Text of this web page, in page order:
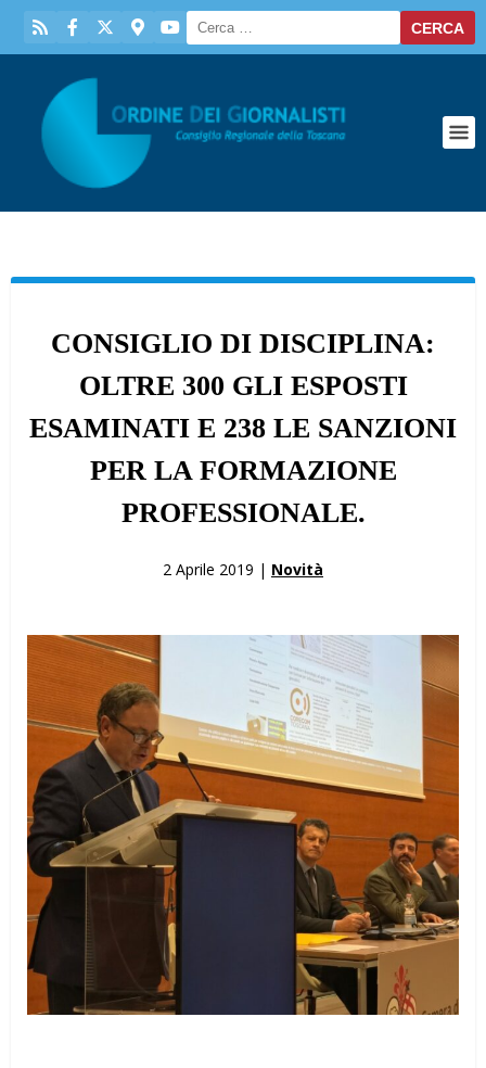
CONSIGLIO DI DISCIPLINA:
OLTRE 300 GLI ESPOSTI
ESAMINATI E 238 LE SANZIONI
PER LA FORMAZIONE
PROFESSIONALE.
2 Aprile 2019 | Novità